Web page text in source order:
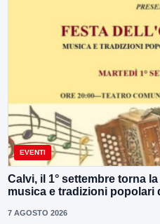
EVENTI
Calvi, il 1° settembre torna
musica e tradizioni popolari
7 AGOSTO 2026